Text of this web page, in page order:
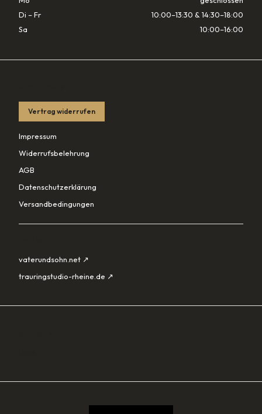
Di – Fr
10:00–13:30 & 14:30–18:00
Sa
10:00–16:00
Vertrag widerrufen
Impressum
Widerrufsbelehrung
AGB
Datenschutzerklärung
Versandbedingungen
vaterundsohn.net ↗
trauringstudio-rheine.de ↗